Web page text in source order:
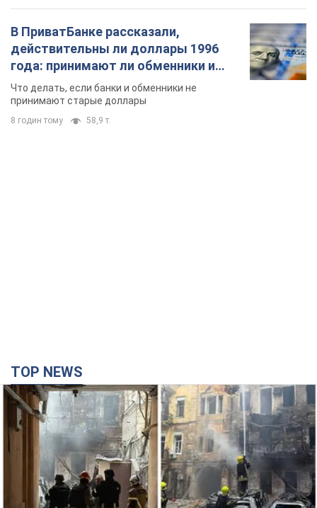
В ПриватБанке рассказали,
действительны ли доллары 1996
года: принимают ли обменники и
банки такие купюры
Что делать, если банки и обменники не
принимают старые доллары
8 годин тому 58,9 т.
TOP NEWS